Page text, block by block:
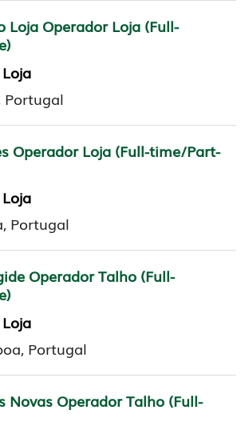
Loja Operador Loja (Full-
Portugal
Operador Loja (Full-time/Part-
Portugal
Operador Talho (Full-
Portugal
Novas Operador Talho (Full-